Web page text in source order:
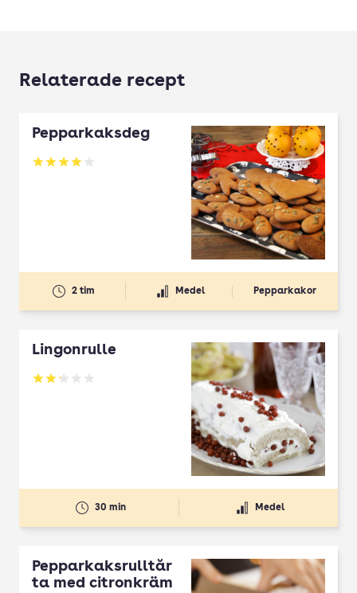
Relaterade recept
Pepparkaksdeg
Betyg: 3.96 av 5
2 tim Medel Pepparkakor
Lingonrulle
Betyg: 2.17 av 5
30 min Medel
Pepparkaksrulltår
ta med citronkräm